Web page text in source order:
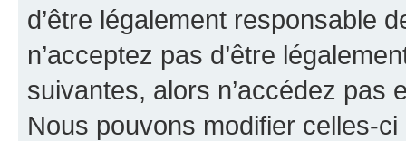
d’être légalement responsable
n’acceptez pas d’être
suivantes, alors n’accédez pas
Nous pouvons modifier celles-